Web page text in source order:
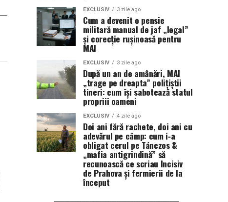
EXCLUSIV 3 zile ago
Cum a devenit o pensie
militară manual de jaf „legal”
și corecție rușinoasă pentru
MAI
EXCLUSIV 3 zile ago
După un an de amânări, MAI
„trage pe dreapta” polițiștii
tineri: cum își sabotează statul
propriii oameni
EXCLUSIV 4 zile ago
Doi ani fără rachete, doi ani cu
adevărul pe câmp: cum i‑a
obligat cerul pe Tánczos &
„mafia antigrindină” să
recunoască ce scriau Incisiv
de Prahova și fermierii de la
început